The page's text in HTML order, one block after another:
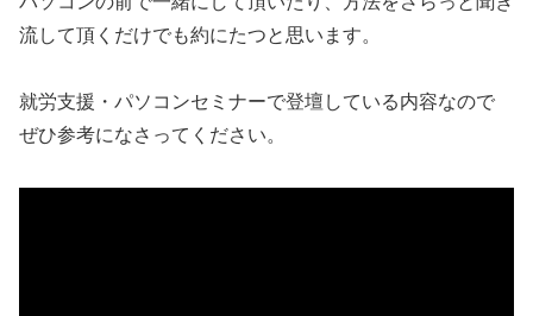
流して頂くだけでも約にたつと思います。
就労支援・パソコンセミナーで登壇している内容なので
ぜひ参考になさってください。